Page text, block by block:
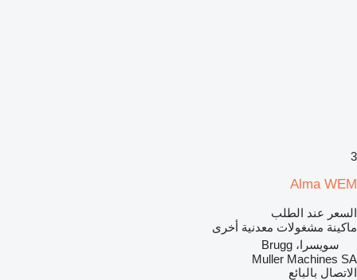
3
Alma WEM
السعر عند الطلب
ماكينة مشغولات معدنية أخرى
سويسرا، Brugg
Muller Machines SA
الاتصال بالبائع